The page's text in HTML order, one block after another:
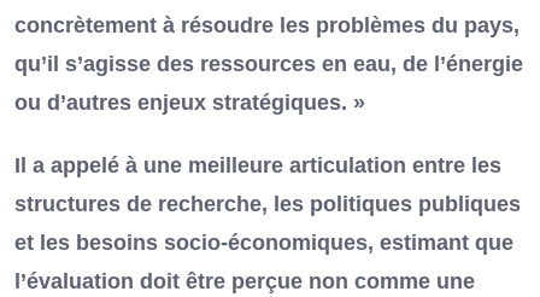
concrètement à résoudre les problèmes du pays,
qu’il s’agisse des ressources en eau, de l’énergie
ou d’autres enjeux stratégiques. »
Il a appelé à une meilleure articulation entre les
structures de recherche, les politiques publiques
et les besoins socio-économiques, estimant que
l’évaluation doit être perçue non comme une